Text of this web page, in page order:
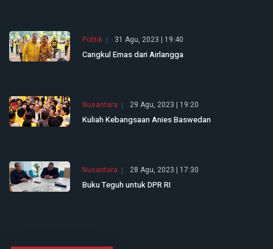
Politik 31 Agu, 2023 | 19:40
Cangkul Emas dari Airlangga
Nusantara 29 Agu, 2023 | 19:20
Kuliah Kebangsaan Anies Baswedan
Nusantara 28 Agu, 2023 | 17:30
Buku Teguh untuk DPR RI